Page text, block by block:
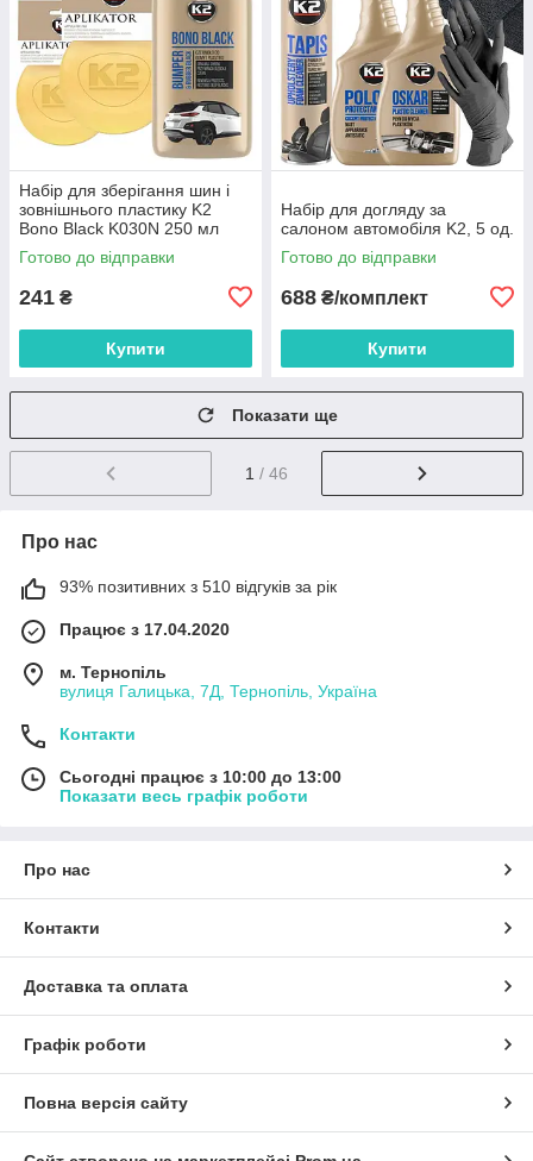
Набір для зберігання шин і
зовнішнього пластику K2
Bono Black K030N 250 мл
Готово до відправки
241 ₴
Купити
Набір для догляду за
салоном автомобіля K2, 5 од.
Готово до відправки
688 ₴/комплект
Купити
Показати ще
1 / 46
Про нас
93% позитивних з 510 відгуків за рік
Працює з 17.04.2020
м. Тернопіль
вулиця Галицька, 7Д, Тернопіль, Україна
Контакти
Сьогодні працює з 10:00 до 13:00
Показати весь графік роботи
Про нас
Контакти
Доставка та оплата
Графік роботи
Повна версія сайту